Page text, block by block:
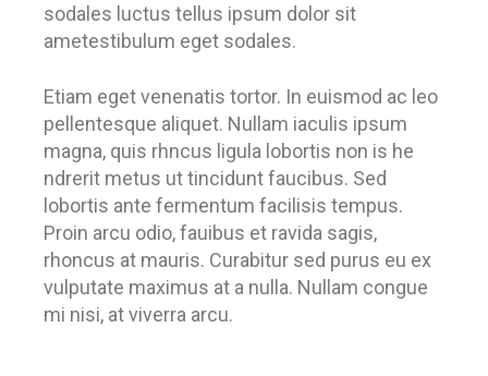
sodales luctus tellus ipsum dolor sit
ametestibulum eget sodales.
Etiam eget venenatis tortor. In euismod ac leo
pellentesque aliquet. Nullam iaculis ipsum
magna, quis rhncus ligula lobortis non is he
ndrerit metus ut tincidunt faucibus. Sed
lobortis ante fermentum facilisis tempus.
Proin arcu odio, fauibus et ravida sagis,
rhoncus at mauris. Curabitur sed purus eu ex
vulputate maximus at a nulla. Nullam congue
mi nisi, at viverra arcu.